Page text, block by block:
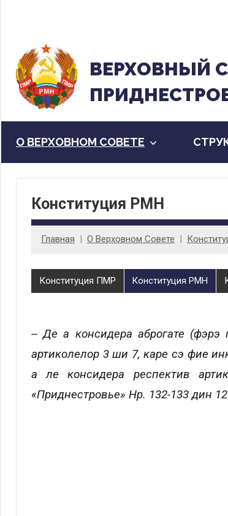
содержанию
ВЕРХОВНЫЙ
О ВЕРХОВНОМ СОВЕТЕ
Конституция РМН
Главная О Верховном Совете
Конституция ПМР Конституция РМН
-- Де а консидера аброгате (фэрэ
артиколелор 3 ши 7, каре сэ фие
а ле консидера респектив
«Приднестровье» Нр. 132-133 дин